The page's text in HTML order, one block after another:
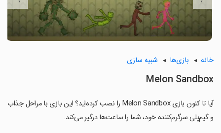
خانه بازی‌ها شبیه سازی
Melon Sandbox
آیا تا کنون بازی Melon Sandbox را نصب کرده‌اید؟ این بازی با مراحل جذاب
و گیم‌پلی سرگرم‌کننده خود، شما را ساعت‌ها درگیر می‌کند.